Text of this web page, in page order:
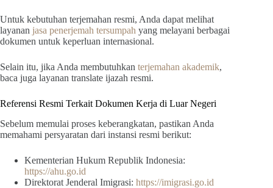
Untuk kebutuhan terjemahan resmi, Anda dapat melihat
layanan jasa penerjemah tersumpah yang melayani berbagai
dokumen untuk keperluan internasional.
Selain itu, jika Anda membutuhkan terjemahan akademik,
baca juga layanan translate ijazah resmi.
Referensi Resmi Terkait Dokumen Kerja di Luar Negeri
Sebelum memulai proses keberangkatan, pastikan Anda
memahami persyaratan dari instansi resmi berikut:
Kementerian Hukum Republik Indonesia:
https://ahu.go.id
Direktorat Jenderal Imigrasi: https://imigrasi.go.id